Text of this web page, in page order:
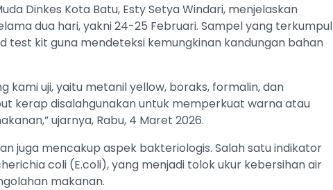
Dinkes Kota Batu, Esty Setya Windari, menjelaskan
dua hari, yakni 24-25 Februari. Sampel yang terkumpul
test kit guna mendeteksi kemungkinan kandungan bahan
kami uji, yaitu metanil yellow, boraks, formalin, dan
kerap disalahgunakan untuk memperkuat warna atau
ujarnya, Rabu, 4 Maret 2026.
juga mencakup aspek bakteriologis. Salah satu indikator
coli (E.coli), yang menjadi tolok ukur kebersihan air
makanan.